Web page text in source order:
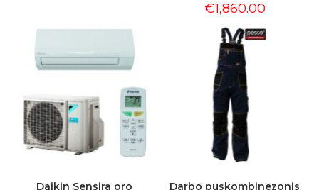
€1,860.00
Daikin Sensira oro
Darbo puskombinezonis